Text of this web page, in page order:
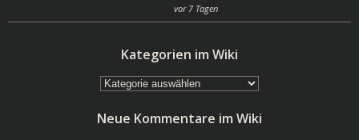
vor 7 Tagen
Kategorien im Wiki
Kategorien
Wiki
Neue Kommentare im Wiki